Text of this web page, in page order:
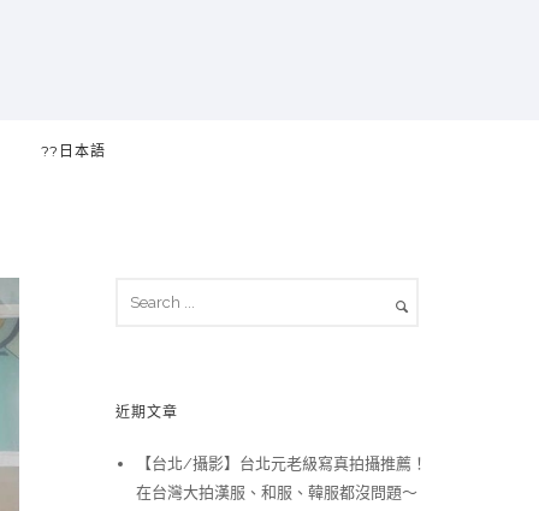
??日本語
近期文章
【台北/攝影】台北元老級寫真拍攝推薦！
在台灣大拍漢服、和服、韓服都沒問題～